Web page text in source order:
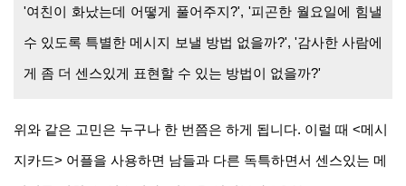
'여친이 화났는데 어떻게 풀어주지?', '피곤한 월요일에 힘낼
수 있도록 특별한 메시지 보낼 방법 없을까?', '감사한 사람에
게 좀 더 센스있게 표현할 수 있는 방법이 없을까?'
위와 같은 고민은 누구나 한 번쯤은 하게 됩니다. 이럴 때 <메시
지카드> 어플을 사용하면 남들과 다른 독특하면서 센스있는 메